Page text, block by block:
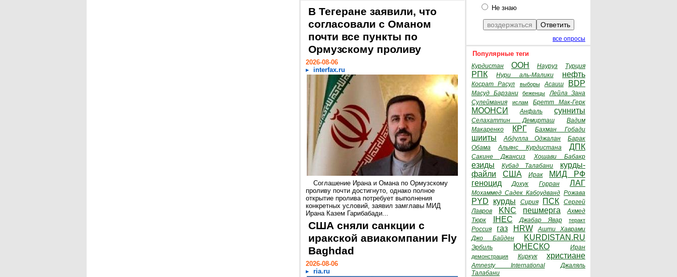
В Тегеране заявили, что
согласовали с Оманом
почти все пункты по
Ормузскому проливу
2026-08-06
interfax.ru
Соглашение Ирана и Омана по Ормузскому
проливу почти достигнуто, однако полное
открытие пролива потребует выполнения
конкретных условий, заявил замглавы МИД
Ирана Казем Гарибабади...
США сняли санкции с
иракской авиакомпании Fly
Baghdad
2026-08-06
ria.ru
Не знаю
все опросы
Популярные теги
Курдистан ООН Науруз Турция
РПК Нури аль-Малики нефть
Косрат Расул выборы Асаиш BDP
Масуд Барзани беженцы
Лейла Зана
Сулеймания
ислам Бретт Мак-Герк
МООНСИ Анфаль сунниты
Селахаттин Демирташ
Вадим
Макаренко
КРГ Бахман Гобади
шииты Абдулла Оджалан
Барак
Обама
Альянс Курдистана ДПК
Сакине Джансиз Хошави Бабакр
езиды Кубад Талабани
курды-
файли
США Ирак
МИД РФ
геноцид
Дохук Горран ЛАГ
Мохаммед Садек Кабоудванд Рожава
PYD курды Сирия ПСК
Сергей
Лавров
KNC пешмерга
Ахмед
Тюрк
IHEC Джабар Явар теракт
Россия газ HRW
Ашти Хаврами
Джо Байден
KURDISTAN.RU
Эрбиль ЮНЕСКО Иран
демонстрация Киркук христиане
Amnesty International
Джаляль
Талабани